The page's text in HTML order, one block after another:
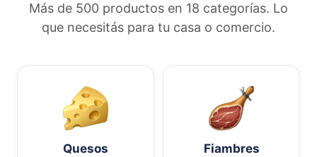
Más de 500 productos en 18 categorías. Lo
que necesitás para tu casa o comercio.
Quesos Fiambres